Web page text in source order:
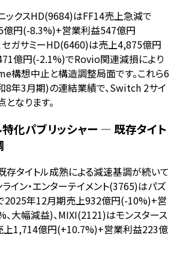
ックスHD(9684)はFF14売上急減で
億円(-8.3%)+営業利益547億円
セガサミーHD(6460)は売上4,875億円
億円(-2.1%)でRovio関連減損により
構想中止と構造調整局面です。これら6
年3月期)の連結業績で、Switch 2サイ
なります。
化パブリッシャー — 既存タイト
存タイトル成熟による減速基調が続いて
ライン・エンターテイメント(3765)はパズ
2025年12月期売上932億円(-10%)+営
大幅減益)、MIXI(2121)はモンスタース
上1,714億円(+10.7%)+営業利益223億